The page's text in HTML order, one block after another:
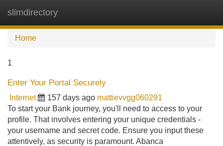
slimdirectory
Home
1
Enter Your Portal Securely
Internet 157 days ago mattievvgg060291
To start your Bank journey, you'll need to access to your
profile. That involves entering your unique credentials -
your username and secret code. Ensure you input these
attentively, as security is paramount. Abanca